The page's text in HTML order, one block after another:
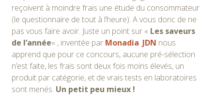
reçoivent à moindre frais une étude du consommateur
(le questionnaire de tout à l’heure). A vous donc de ne
pas vous faire avoir. Juste un point sur « Les saveurs
de l’année« , inventée par Monadia. JDN nous
apprend que pour ce concours, aucune pré-sélection
n’est faite, les frais sont deux fois moins élevés, un
produit par catégorie, et de vrais tests en laboratoires
sont menés. Un petit peu mieux !